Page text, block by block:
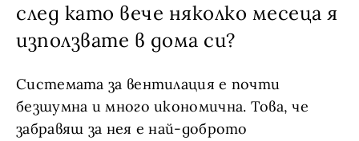
след като вече няколко месеца я
използвате в дома си?
Системата за вентилация е почти
безшумна и много икономична. Това, че
забравяш за нея е най-доброто